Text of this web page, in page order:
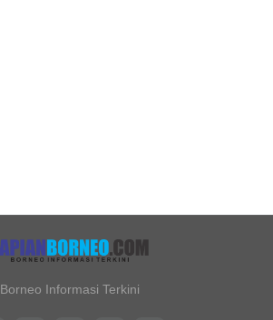
Borneo Informasi Terkini